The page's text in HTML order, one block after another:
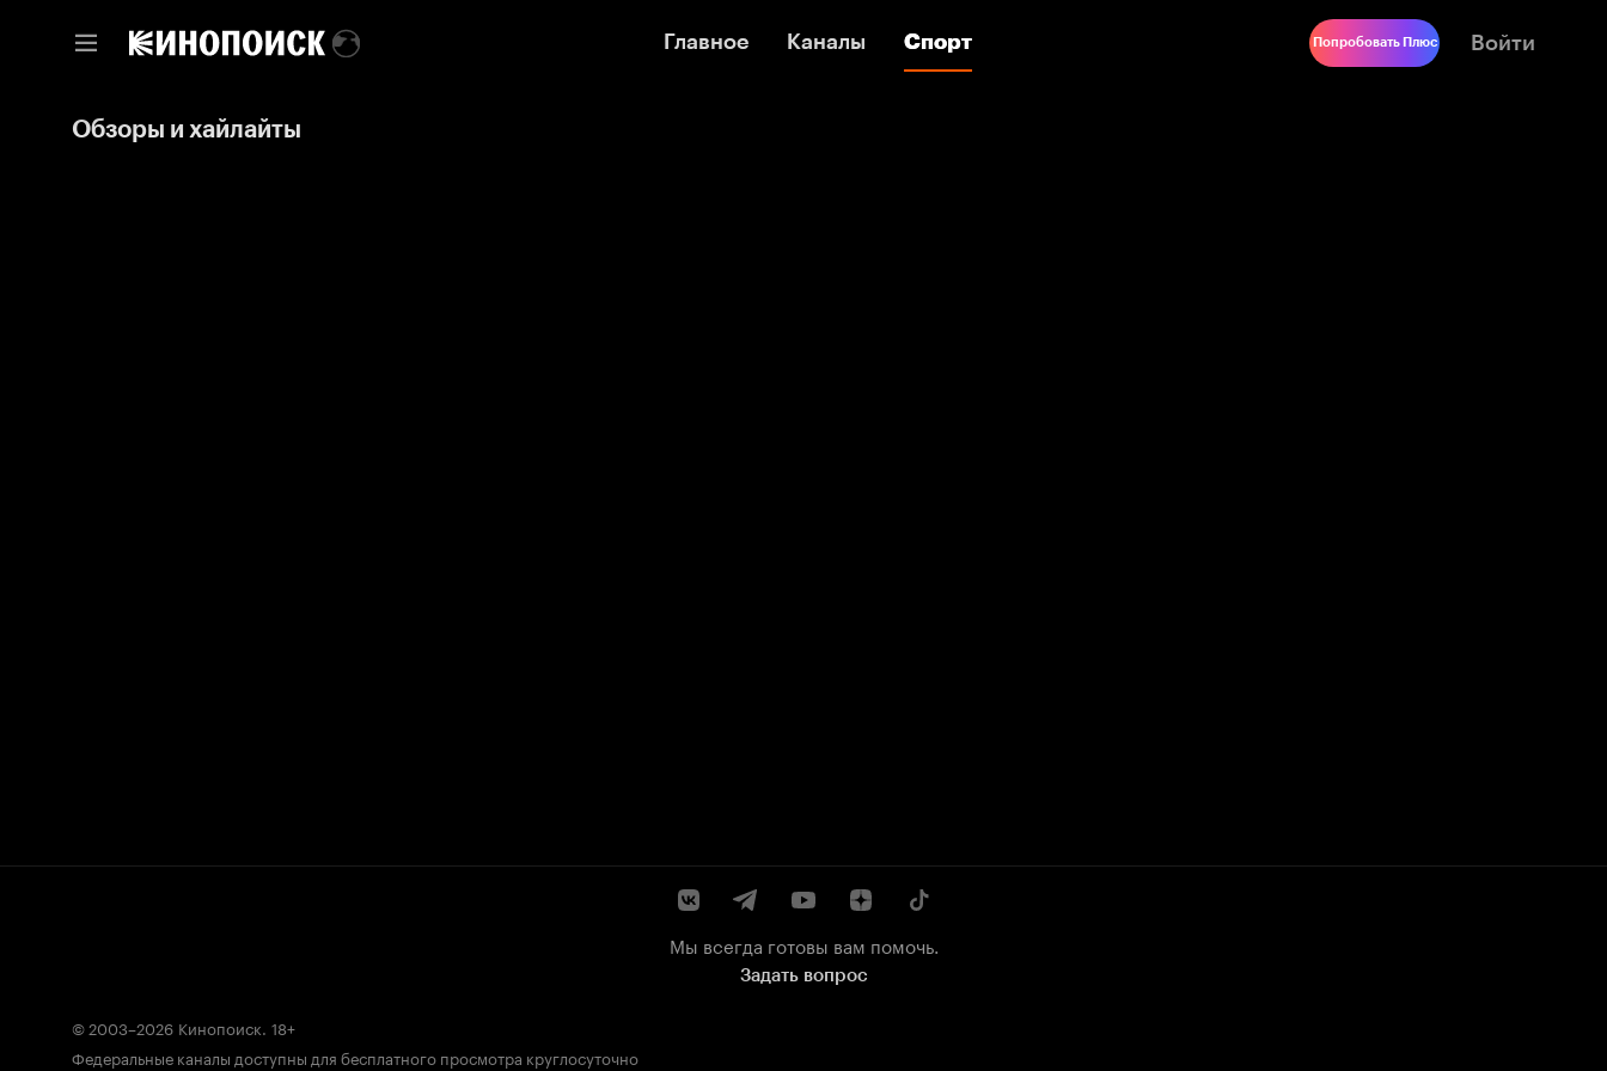
Главное Каналы Спорт
Главное Каналы Спорт Попробовать Плюс Войти
Обзоры и хайлайты
Мы всегда готовы вам помочь.
Задать вопрос
© 2003–2026 Кинопоиск. 18+
Федеральные каналы доступны для бесплатного просмотра круглосуточно